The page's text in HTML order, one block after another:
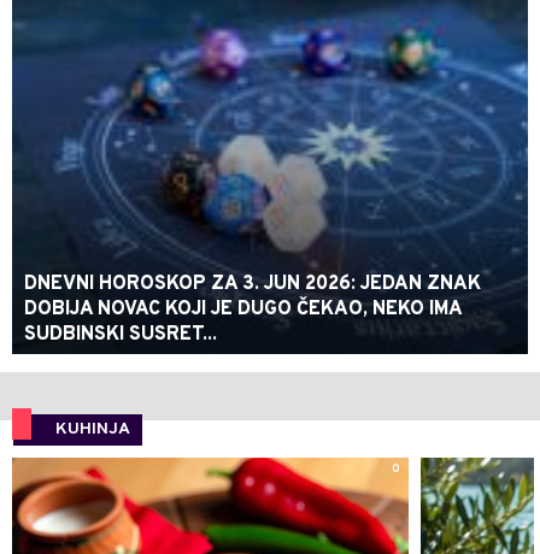
DNEVNI HOROSKOP ZA 3. JUN 2026: JEDAN ZNAK
DOBIJA NOVAC KOJI JE DUGO ČEKAO, NEKO IMA
SUDBINSKI SUSRET...
KUHINJA
0